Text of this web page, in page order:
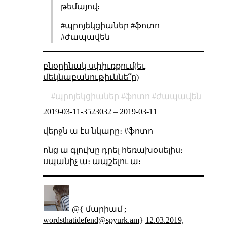
թեմայով։
#պրոյեկցիաներ #ֆոտո
#ժապավեն
բնօրինակ սփիւռքում(եւ
մեկնաբանութիւննե՞ր)
պրոյեկցիաներ ֆոտո
ժապավեն
2019-03-11-3523032 – 2019-03-11
վերջն ա էս նկարը։ #ֆոտո
ոնց ա գլուխը դրել հեռախօսելիս։
սպանիչ ա։ ապշելու ա։
@{ մարիամ ;
wordsthatidefend@spyurk.am} 12.03.2019,